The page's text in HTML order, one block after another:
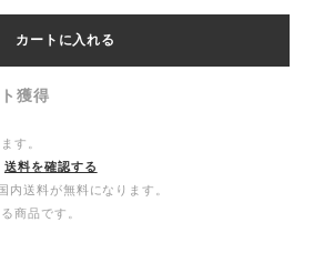
カートに入れる
獲得
す。
送料を確認する
送料が無料になります。
商品です。